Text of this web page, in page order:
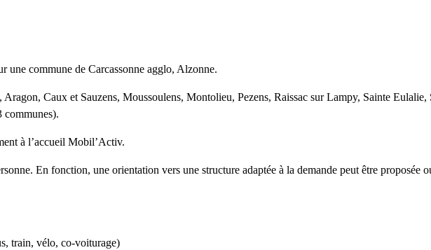
une commune de Carcassonne agglo, Alzonne.
Caux et Sauzens, Moussoulens, Montolieu, Pezens, Raissac sur Lampy, Sainte
communes).
à l’accueil Mobil’Activ.
En fonction, une orientation vers une structure adaptée à la demande peut être proposée
train, vélo, co-voiturage)